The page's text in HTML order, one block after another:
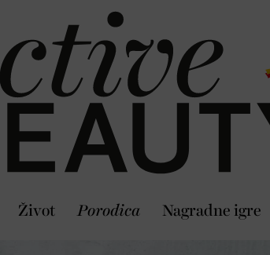
Život Porodica Nagradne igre